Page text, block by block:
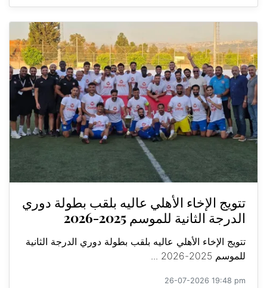
تتويج الإخاء الأهلي عاليه بلقب بطولة دوري
الدرجة الثانية للموسم 2025-2026
تتويج الإخاء الأهلي عاليه بلقب بطولة دوري الدرجة الثانية
للموسم 2025-2026 ...
26-07-2026 19:48 pm